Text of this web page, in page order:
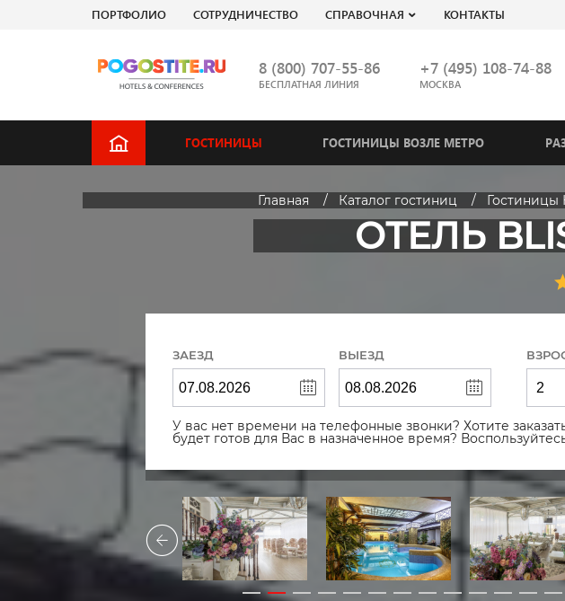
ПОРТФОЛИО СОТРУДНИЧЕСТВО СПРАВОЧНАЯ КОНТАКТЫ
8 (800) 707-55-86
БЕСПЛАТНАЯ ЛИНИЯ
+7 (495) 108-74-88
МОСКВА
ГОСТИНИЦЫ ГОСТИНИЦЫ ВОЗЛЕ МЕТРО
Главная Каталог гостиниц Гостиницы
ОТЕЛЬ
ЗАЕЗД ВЫЕЗД
У вас нет времени на телефонные звонки? Хотите
будет готов для Вас в назначенное время?